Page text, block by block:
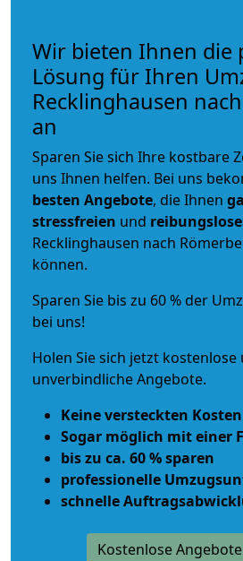
Wir bieten Ihnen die
Lösung für Ihren
Recklinghausen
an
Sparen Sie sich Ihre kostbare
uns Ihnen helfen. Bei uns
besten Angebote, die Ihnen
stressfreien und
Recklinghausen nach
können.
Sparen Sie bis zu 60 % der
bei uns!
Holen Sie sich jetzt kostenlose
unverbindliche Angebote.
Keine versteckten Kosten
Sogar möglich mit einer
bis zu ca. 60 % sparen
professionelle
schnelle
Kostenlose